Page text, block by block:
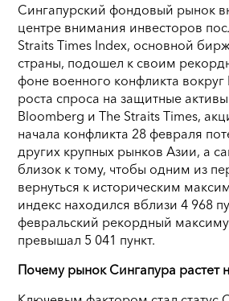
Сингапурский фондовый рынок
центре внимания инвесторов
Straits Times Index, основной
страны, подошел к своим
фоне военного конфликта
роста спроса на защитные
Bloomberg и The Straits Times,
начала конфликта 28 февраля
других крупных рынков Азии, а
близок к тому, чтобы одним из
вернуться к историческим
индекс находился вблизи 4 968
февральский рекордный
превышал 5 041 пункт.
Почему рынок Сингапура растет